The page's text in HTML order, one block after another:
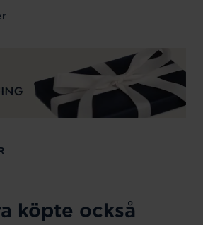
köpte också